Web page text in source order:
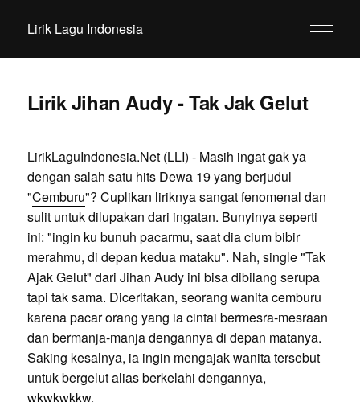
Lirik Lagu Indonesia
Lirik Jihan Audy - Tak Jak Gelut
LirikLaguIndonesia.Net (LLI) - Masih ingat gak ya
dengan salah satu hits Dewa 19 yang berjudul
"Cemburu"? Cuplikan liriknya sangat fenomenal dan
sulit untuk dilupakan dari ingatan. Bunyinya seperti
ini: "ingin ku bunuh pacarmu, saat dia cium bibir
merahmu, di depan kedua mataku". Nah, single "Tak
Ajak Gelut" dari Jihan Audy ini bisa dibilang serupa
tapi tak sama. Diceritakan, seorang wanita cemburu
karena pacar orang yang ia cintai bermesra-mesraan
dan bermanja-manja dengannya di depan matanya.
Saking kesalnya, ia ingin mengajak wanita tersebut
untuk bergelut alias berkelahi dengannya,
wkwkwkkw.